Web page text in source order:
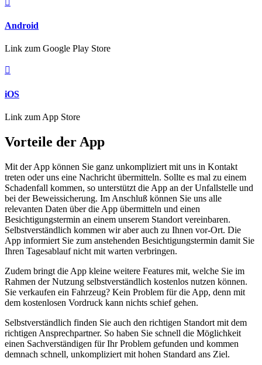
Android
Link zum Google Play Store

iOS
Link zum App Store
Vorteile der App
Mit der App können Sie ganz unkompliziert mit uns in Kontakt
treten oder uns eine Nachricht übermitteln. Sollte es mal zu einem
Schadenfall kommen, so unterstützt die App an der Unfallstelle und
bei der Beweissicherung. Im Anschluß können Sie uns alle
relevanten Daten über die App übermitteln und einen
Besichtigungstermin an einem unserem Standort vereinbaren.
Selbstverständlich kommen wir aber auch zu Ihnen vor-Ort. Die
App informiert Sie zum anstehenden Besichtigungstermin damit Sie
Ihren Tagesablauf nicht mit warten verbringen.
Zudem bringt die App kleine weitere Features mit, welche Sie im
Rahmen der Nutzung selbstverständlich kostenlos nutzen können.
Sie verkaufen ein Fahrzeug? Kein Problem für die App, denn mit
dem kostenlosen Vordruck kann nichts schief gehen.
Selbstverständlich finden Sie auch den richtigen Standort mit dem
richtigen Ansprechpartner. So haben Sie schnell die Möglichkeit
einen Sachverständigen für Ihr Problem gefunden und kommen
demnach schnell, unkompliziert mit hohen Standard ans Ziel.